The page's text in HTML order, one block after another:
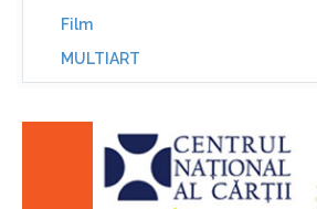
Film
MULTIART